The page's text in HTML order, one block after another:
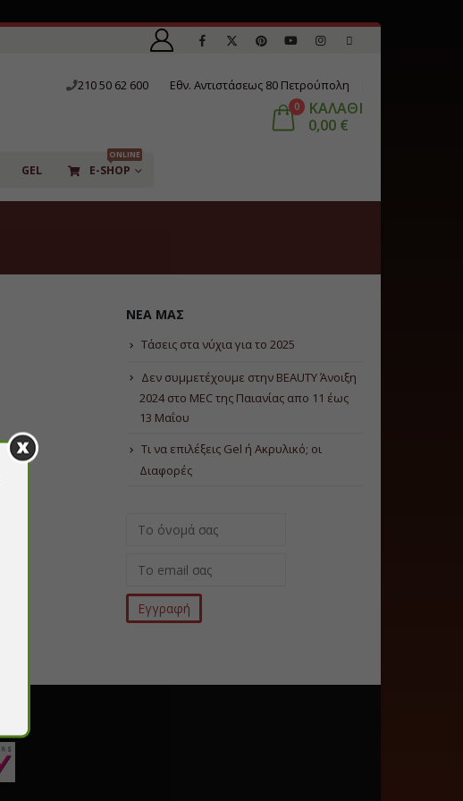
210 50 62 600 Εθν. Αντιστάσεως 80 Πετρούπολη
0
ΚΑΛΑΘΙ
0,00 €
GEL E-SHOP
ONLINE
ΝΈΑ ΜΑΣ
Τάσεις στα νύχια για το 2025
Δεν συμμετέχουμε στην BEAUTY Άνοιξη
2024 στο ΜΕC της Παιανίας απο 11 έως
13 Μαΐου
Τι να επιλέξεις Gel ή Ακρυλικό; οι
Διαφορές